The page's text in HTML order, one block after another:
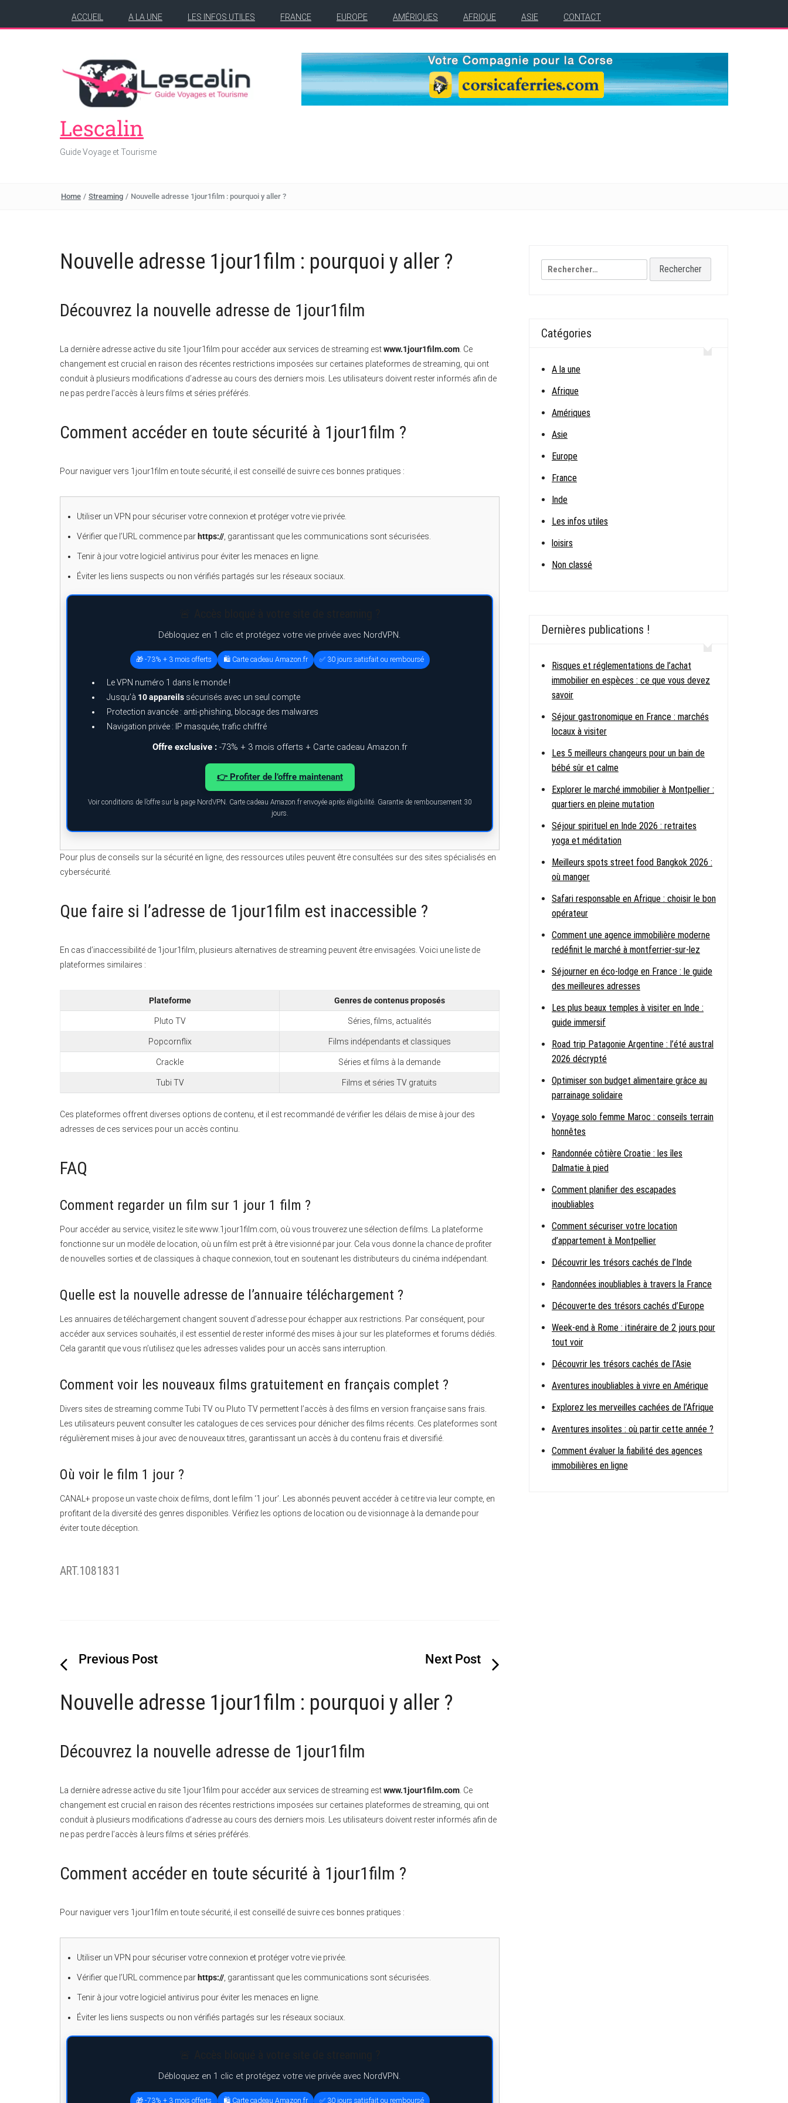
ACCUEIL A LA UNE LES INFOS UTILES FRANCE EUROPE AMÉRIQUES AFRIQUE ASIE CONTACT
Lescalin
Guide Voyage et Tourisme
Home / Streaming / Nouvelle adresse 1jour1film : pourquoi y aller ?
Nouvelle adresse 1jour1film : pourquoi y aller ?
Découvrez la nouvelle adresse de 1jour1film
La dernière adresse active du site 1jour1film pour accéder aux services de streaming estwww.1jour1film.com . Ce
changement est crucial en raison des récentes restrictions imposées sur certaines plateformes de streaming, qui ont
conduit à plusieurs modifications d’adresse au cours des derniers mois. Les utilisateurs doivent rester informés afin de
ne pas perdre l’accès à leurs films et séries préférés.
Comment accéder en toute sécurité à 1jour1film ?
Pour naviguer vers 1jour1film en toute sécurité, il est conseillé de suivre ces bonnes pratiques :
Utiliser un VPN pour sécuriser votre connexion et protéger votre vie privée.
Vérifier que l’URL commence par https:// , garantissant que les communications sont sécurisées.
Tenir à jour votre logiciel antivirus pour éviter les menaces en ligne.
Éviter les liens suspects ou non vérifiés partagés sur les réseaux sociaux.
Débloquez en 1 clic et protégez votre vie privée avec NordVPN.
🎁 -73% + 3 mois offerts 🛍️ Carte cadeau Amazon.fr ✅ 30 jours satisfait ou remboursé
Le VPN numéro 1 dans le monde !
Jusqu’à 10 appareils sécurisés avec un seul compte
Protection avancée : anti-phishing, blocage des malwares
Navigation privée : IP masquée, trafic chiffré
Offre exclusive :-73% + 3 mois offerts + Carte cadeau Amazon.fr
👉 Profiter de l’offre maintenant
Voir conditions de l’offre sur la page NordVPN. Carte cadeau Amazon.fr envoyée après éligibilité. Garantie de remboursement 30
jours.
Pour plus de conseils sur la sécurité en ligne, des ressources utiles peuvent être consultées sur des sites spécialisés en
cybersécurité.
Que faire si l’adresse de 1jour1film est inaccessible ?
En cas d’inaccessibilité de 1jour1film, plusieurs alternatives de streaming peuvent être envisagées. Voici une liste de
plateformes similaires :
Plateforme Genres de contenus proposés
Pluto TV Séries, films, actualités
Popcornflix Films indépendants et classiques
Crackle Séries et films à la demande
Tubi TV Films et séries TV gratuits
Ces plateformes offrent diverses options de contenu, et il est recommandé de vérifier les délais de mise à jour des
adresses de ces services pour un accès continu.
FAQ
Comment regarder un film sur 1 jour 1 film ?
Pour accéder au service, visitez le site www.1jour1film.com, où vous trouverez une sélection de films. La plateforme
fonctionne sur un modèle de location, où un film est prêt à être visionné par jour. Cela vous donne la chance de profiter
de nouvelles sorties et de classiques à chaque connexion, tout en soutenant les distributeurs du cinéma indépendant.
Quelle est la nouvelle adresse de l’annuaire téléchargement ?
Les annuaires de téléchargement changent souvent d’adresse pour échapper aux restrictions. Par conséquent, pour
accéder aux services souhaités, il est essentiel de rester informé des mises à jour sur les plateformes et forums dédiés.
Cela garantit que vous n’utilisez que les adresses valides pour un accès sans interruption.
Comment voir les nouveaux films gratuitement en français complet ?
Divers sites de streaming comme Tubi TV ou Pluto TV permettent l’accès à des films en version française sans frais.
Les utilisateurs peuvent consulter les catalogues de ces services pour dénicher des films récents. Ces plateformes sont
régulièrement mises à jour avec de nouveaux titres, garantissant un accès à du contenu frais et diversifié.
Où voir le film 1 jour ?
CANAL+ propose un vaste choix de films, dont le film ‘1 jour’. Les abonnés peuvent accéder à ce titre via leur compte, en
profitant de la diversité des genres disponibles. Vérifiez les options de location ou de visionnage à la demande pour
éviter toute déception.
ART.1081831
Navigation
l’article
Nouvelle adresse 1jour1film : pourquoi y aller ?
Découvrez la nouvelle adresse de 1jour1film
La dernière adresse active du site 1jour1film pour accéder aux services de streaming estwww.1jour1film.com. Ce
changement est crucial en raison des récentes restrictions imposées sur certaines plateformes de streaming, qui ont
conduit à plusieurs modifications d’adresse au cours des derniers mois. Les utilisateurs doivent rester informés afin de
ne pas perdre l’accès à leurs films et séries préférés.
Comment accéder en toute sécurité à 1jour1film ?
Pour naviguer vers 1jour1film en toute sécurité, il est conseillé de suivre ces bonnes pratiques :
Utiliser un VPN pour sécuriser votre connexion et protéger votre vie privée.
Vérifier que l’URL commence par https://, garantissant que les communications sont sécurisées.
Tenir à jour votre logiciel antivirus pour éviter les menaces en ligne.
Éviter les liens suspects ou non vérifiés partagés sur les réseaux sociaux.
Débloquez en 1 clic et protégez votre vie privée avec NordVPN.
🎁 -73% + 3 mois offerts 🛍️ Carte cadeau Amazon.fr ✅ 30 jours satisfait ou remboursé
Rechercher :
Catégories
A la une
Afrique
Amériques
Asie
Europe
France
Inde
Les infos utiles
loisirs
Non classé
Dernières publications !
Risques et réglementations de l’achat
immobilier en espèces : ce que vous devez
savoir
Séjour gastronomique en France : marchés
locaux à visiter
Les 5 meilleurs changeurs pour un bain de
bébé sûr et calme
Explorer le marché immobilier à Montpellier :
quartiers en pleine mutation
Séjour spirituel en Inde 2026 : retraites
yoga et méditation
Meilleurs spots street food Bangkok 2026 :
où manger
Safari responsable en Afrique : choisir le bon
opérateur
Comment une agence immobilière moderne
redéfinit le marché à montferrier-sur-lez
Séjourner en éco-lodge en France : le guide
des meilleures adresses
Les plus beaux temples à visiter en Inde :
guide immersif
Road trip Patagonie Argentine : l’été austral
2026 décrypté
Optimiser son budget alimentaire grâce au
parrainage solidaire
Voyage solo femme Maroc : conseils terrain
honnêtes
Randonnée côtière Croatie : les îles
Dalmatie à pied
Comment planifier des escapades
inoubliables
Comment sécuriser votre location
d’appartement à Montpellier
Découvrir les trésors cachés de l’Inde
Randonnées inoubliables à travers la France
Découverte des trésors cachés d’Europe
Week-end à Rome : itinéraire de 2 jours pour
tout voir
Découvrir les trésors cachés de l’Asie
Aventures inoubliables à vivre en Amérique
Explorez les merveilles cachées de l’Afrique
Aventures insolites : où partir cette année ?
Comment évaluer la fiabilité des agences
immobilières en ligne